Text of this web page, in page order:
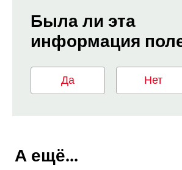
Была ли эта
информация
Да Нет
А ещё...